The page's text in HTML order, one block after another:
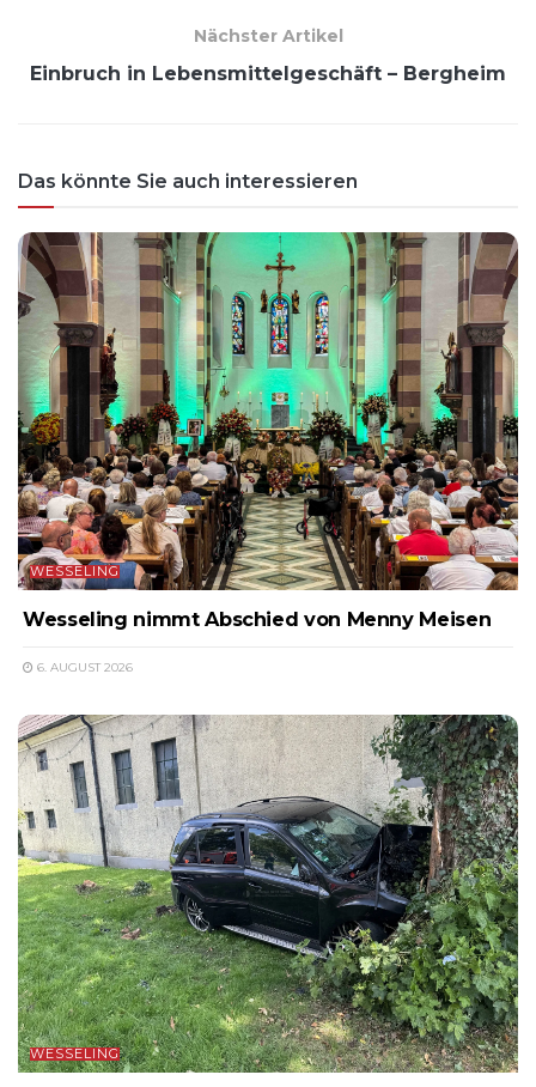
Nächster Artikel
Einbruch in Lebensmittelgeschäft – Bergheim
Das könnte Sie auch interessieren
WESSELING
Wesseling nimmt Abschied von Menny Meisen
6. AUGUST 2026
WESSELING